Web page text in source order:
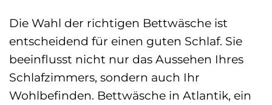
Die Wahl der richtigen Bettwäsche ist
entscheidend für einen guten Schlaf. Sie
beeinflusst nicht nur das Aussehen Ihres
Schlafzimmers, sondern auch Ihr
Wohlbefinden. Bettwäsche in Atlantik, ein